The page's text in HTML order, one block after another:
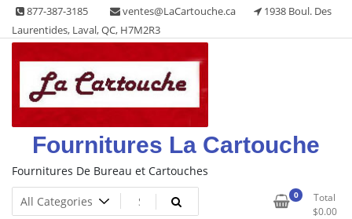
Skip
content
877-387-3185 ventes@LaCartouche.ca
1938 Boul. Des
Laurentides, Laval, QC, H7M2R3
Fournitures La Cartouche
Fournitures De Bureau et Cartouches
0
Total
$0.00